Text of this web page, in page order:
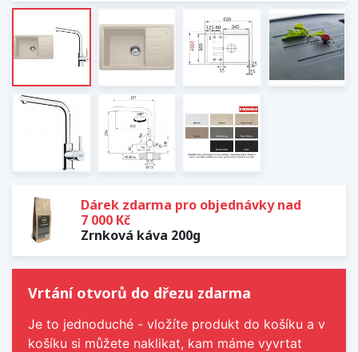
Dárek zdarma pro objednávky nad
7 000 Kč
Zrnková káva 200g
Vrtání otvorů do dřezu zdarma
Je to jednoduché - vložíte produkt do košíku a v
košíku si můžete naklikat, kam máme vyvrtat